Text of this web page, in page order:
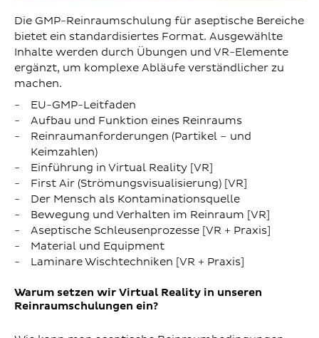
Die GMP-Reinraumschulung für aseptische Bereiche
bietet ein standardisiertes Format. Ausgewählte
Inhalte werden durch Übungen und VR-Elemente
ergänzt, um komplexe Abläufe verständlicher zu
machen.
EU-GMP-Leitfaden
Aufbau und Funktion eines Reinraums
Reinraumanforderungen (Partikel – und
Keimzahlen)
Einführung in Virtual Reality [VR]
First Air (Strömungsvisualisierung) [VR]
Der Mensch als Kontaminationsquelle
Bewegung und Verhalten im Reinraum [VR]
Aseptische Schleusenprozesse [VR + Praxis]
Material und Equipment
Laminare Wischtechniken [VR + Praxis]
Warum setzen wir Virtual Reality in unseren
Reinraumschulungen ein?